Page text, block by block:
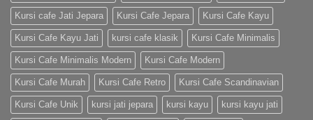
Kursi cafe Jati Jepara Kursi Cafe Jepara Kursi Cafe Kayu
Kursi Cafe Kayu Jati kursi cafe klasik Kursi Cafe Minimalis
Kursi Cafe Minimalis Modern Kursi Cafe Modern
Kursi Cafe Murah Kursi Cafe Retro Kursi Cafe Scandinavian
Kursi Cafe Unik kursi jati jepara kursi kayu kursi kayu jati